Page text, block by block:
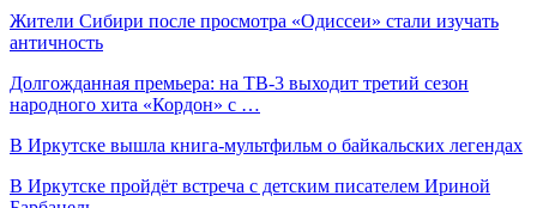
Жители Сибири после просмотра «Одиссеи» стали изучать
античность
Долгожданная премьера: на ТВ-3 выходит третий сезон
народного хита «Кордон» с …
В Иркутске вышла книга-мультфильм о байкальских легендах
В Иркутске пройдёт встреча с детским писателем Ириной